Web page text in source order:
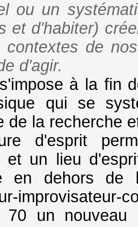
ou un
et d'habiter)
contextes de
d'agir.
à la fin
qui se
de la recherche
d'esprit
et un lieu
en dehors de
70 un